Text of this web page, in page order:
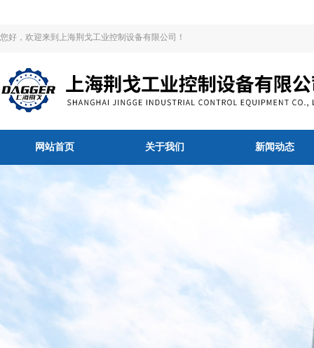
您好，欢迎来到上海荆戈工业控制设备有限公司！
网站首页 关于我们 新闻动态